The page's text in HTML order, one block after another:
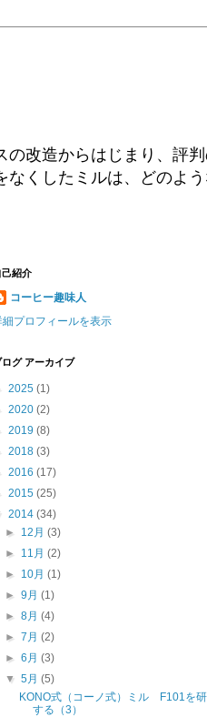
の改造からはじまり、評判
なくしたミルは、どのよ
己紹介
コーヒー趣味人
細プロフィールを表示
ログ アーカイブ
2025 (1)
2020 (2)
2019 (8)
2018 (3)
2016 (17)
2015 (25)
2014 (34)
► 12月(3)
► 11月(2)
► 10月(1)
►9月(1)
►8月(4)
►7月(2)
►6月(3)
▼5月(5)
KONO式（コーノ式）ミル F101を
する（3）